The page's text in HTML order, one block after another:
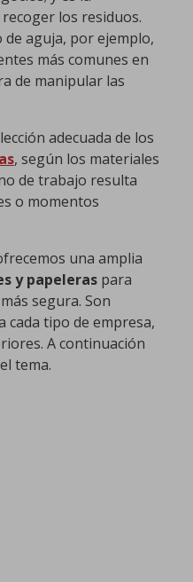
los residuos.
aguja, por ejemplo,
más comunes en
de manipular las
adecuada de los
, según los materiales
de trabajo resulta
o momentos
una amplia
y papeleras para
segura. Son
cada tipo de empresa,
A continuación
tema.